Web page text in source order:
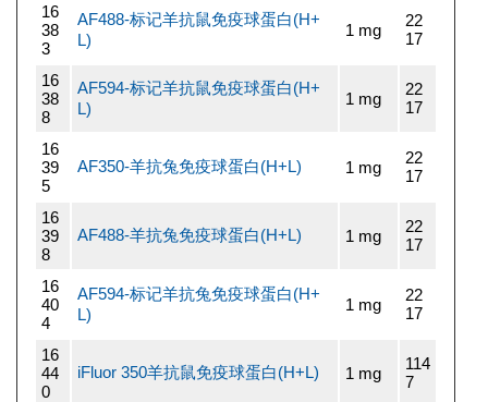
16
38
3
AF488-标记羊抗鼠免疫球蛋白(H+
L)
1 mg
22
17
16
38
8
AF594-标记羊抗鼠免疫球蛋白(H+
L)
1 mg
22
17
16
39
5
AF350-羊抗兔免疫球蛋白(H+L) 1 mg
22
17
16
39
8
AF488-羊抗兔免疫球蛋白(H+L) 1 mg
22
17
16
40
4
AF594-标记羊抗兔免疫球蛋白(H+
L)
1 mg
22
17
16
44
0
iFluor 350羊抗鼠免疫球蛋白(H+L) 1 mg
114
7